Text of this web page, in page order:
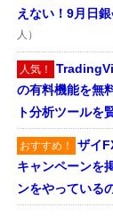
えない！9月日
人）
人気！
の有料機能を無
ト分析ツールを
おすすめ！ ザイ
キャンペーンを
ンをやっている